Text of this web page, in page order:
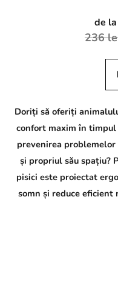
de la
236
Doriți să oferiți
confort maxim în
prevenirea
și propriul său spațiu?
pisici este proiectat
somn și reduce